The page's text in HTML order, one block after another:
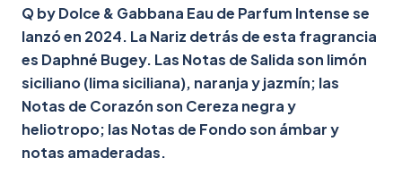
Q by Dolce & Gabbana Eau de Parfum Intense se
lanzó en 2024. La Nariz detrás de esta fragrancia
es Daphné Bugey. Las Notas de Salida son limón
siciliano (lima siciliana), naranja y jazmín; las
Notas de Corazón son Cereza negra y
heliotropo; las Notas de Fondo son ámbar y
notas amaderadas.